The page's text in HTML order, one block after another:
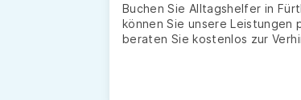
Buchen Sie Alltagshelfer in
können Sie unsere Leistungen
beraten Sie kostenlos zur